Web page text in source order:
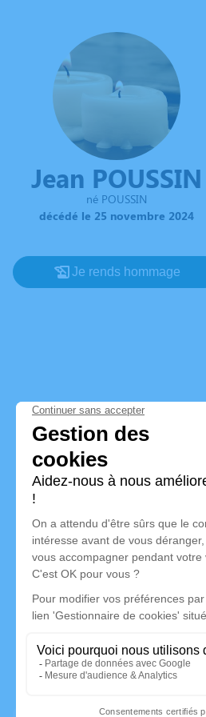
Jean POUSSIN
né POUSSIN
décédé le 25 novembre 2024
Je rends hommage